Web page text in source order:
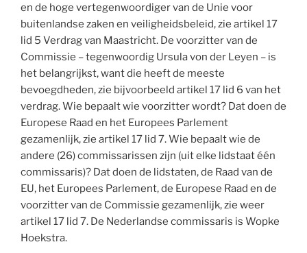
en de hoge vertegenwoordiger van de Unie voor
buitenlandse zaken en veiligheidsbeleid, zie artikel 17
lid 5 Verdrag van Maastricht. De voorzitter van de
Commissie – tegenwoordig Ursula von der Leyen – is
het belangrijkst, want die heeft de meeste
bevoegdheden, zie bijvoorbeeld artikel 17 lid 6 van het
verdrag. Wie bepaalt wie voorzitter wordt? Dat doen de
Europese Raad en het Europees Parlement
gezamenlijk, zie artikel 17 lid 7. Wie bepaalt wie de
andere (26) commissarissen zijn (uit elke lidstaat één
commissaris)? Dat doen de lidstaten, de Raad van de
EU, het Europees Parlement, de Europese Raad en de
voorzitter van de Commissie gezamenlijk, zie weer
artikel 17 lid 7. De Nederlandse commissaris is Wopke
Hoekstra.